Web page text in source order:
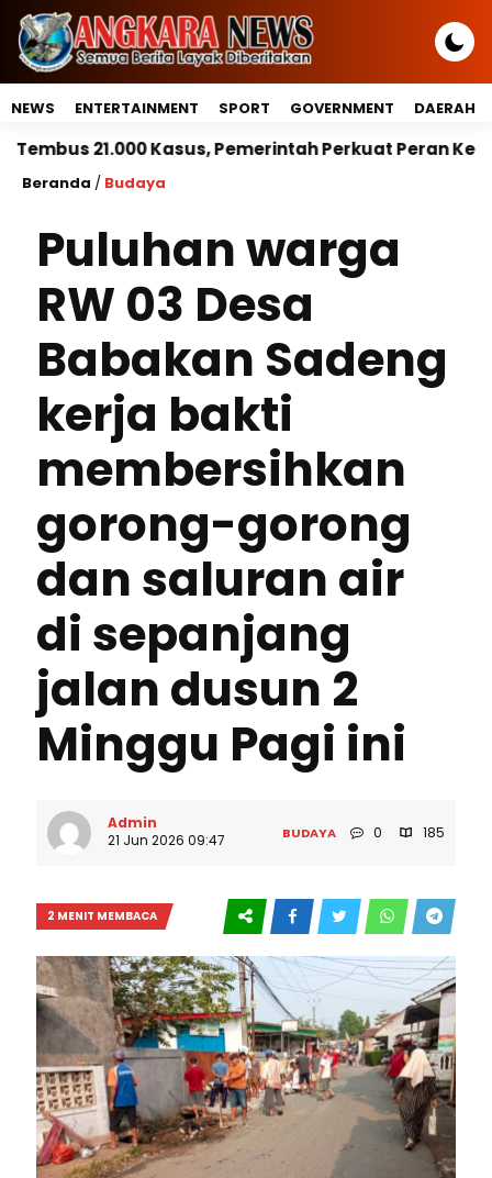
NEWS ENTERTAINMENT SPORT GOVERNMENT DAERAH
Kasus, Pemerintah Perkuat Peran Kepala Daerah
Beranda / Budaya
Puluhan warga
RW 03 Desa
Babakan Sadeng
kerja bakti
membersihkan
gorong-gorong
dan saluran air
di sepanjang
jalan dusun 2
Minggu Pagi ini
Admin
21 Jun 2026 09:47
BUDAYA 0 185
2 MENIT MEMBACA